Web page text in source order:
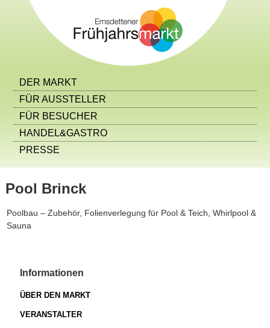
DER MARKT
FÜR AUSSTELLER
FÜR BESUCHER
HANDEL&GASTRO
PRESSE
Pool Brinck
Poolbau – Zubehör, Folienverlegung für Pool & Teich, Whirlpool &
Sauna
Informationen
ÜBER DEN MARKT
VERANSTALTER